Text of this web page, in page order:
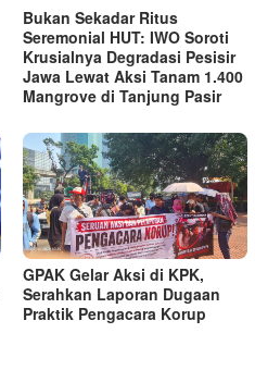
Bukan Sekadar Ritus
Seremonial HUT: IWO Soroti
Krusialnya Degradasi Pesisir
Jawa Lewat Aksi Tanam 1.400
Mangrove di Tanjung Pasir
GPAK Gelar Aksi di KPK,
Serahkan Laporan Dugaan
Praktik Pengacara Korup